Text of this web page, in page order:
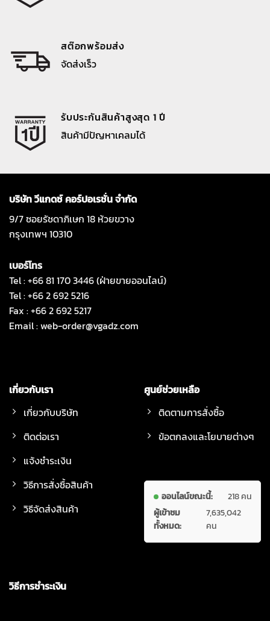
สต๊อกพร้อมส่ง
จัดส่งเร็ว
รับประกันสินค้าสูงสุด 1 ปี
สินค้ามีปัญหาเคลมได้
บริษัท วีแกดซ์ คอร์ปอเรชั่น จำกัด
9/7 ซอยรัชดาภิเษก 18 ห้วยขวาง
กรุงเทพฯ 10310
เบอร์โทร
Tel : +66 81 170 3446 (ฝ่ายขายออนไลน์)
Tel : +66 2 692 5216
Fax : +66 2 692 5217
Email :web-order@vgadz.com
เกี่ยวกับเรา
เกี่ยวกับบริษัท
ติดต่อเรา
แจ้งชำระเงิน
วิธีการสั่งซื้อสินค้า
วิธีจัดส่งสินค้า
ศูนย์ช่วยเหลือ
ติดตามการสั่งซื้อ
ข้อตกลงและโยบายต่างๆ
ออนไลน์ขณะนี้:
218 คน
ผู้เข้าชม
ทั้งหมด:
7,635,042
คน
วิธีการชำระเงิน